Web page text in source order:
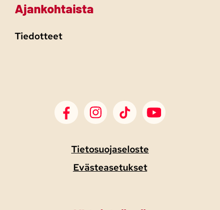
Ajankohtaista
Tiedotteet
SDP Facebook
SDP Instagram
SDP TikTokSDP Youtube
Tietosuojaseloste
Evästeasetukset